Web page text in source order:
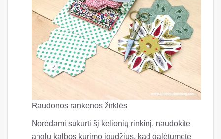
Raudonos rankenos žirklės
Norėdami sukurti šį kelionių rinkinį, naudokite
anglų kalbos kūrimo įgūdžius, kad galėtumėte